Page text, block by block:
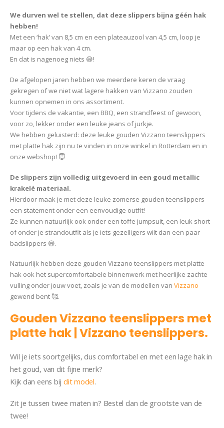
We durven wel te stellen, dat deze slippers bijna géén hak
hebben!
Met een ‘hak’ van 8,5 cm en een plateauzool van 4,5 cm, loop je
maar op een hak van 4 cm.
En dat is nagenoeg niets 😅!
De afgelopen jaren hebben we meerdere keren de vraag
gekregen of we niet wat lagere hakken van Vizzano zouden
kunnen opnemen in ons assortiment.
Voor tijdens de vakantie, een BBQ, een strandfeest of gewoon,
voor zo, lekker onder een leuke jeans of jurkje.
We hebben geluisterd: deze leuke gouden Vizzano teenslippers
met platte hak zijn nu te vinden in onze winkel in Rotterdam en in
onze webshop! 😇
De slippers zijn volledig uitgevoerd in een goud metallic
krakelé materiaal.
Hierdoor maak je met deze leuke zomerse gouden teenslippers
een statement onder een eenvoudige outfit!
Ze kunnen natuurlijk ook onder een toffe jumpsuit, een leuk short
of onder je strandoutfit als je iets gezelligers wilt dan een paar
badslippers 😅.
Natuurlijk hebben deze gouden Vizzano teenslippers met platte
hak ook het supercomfortabele binnenwerk met heerlijke zachte
vulling onder jouw voet, zoals je van de modellen van Vizzano
gewend bent 🥰.
Gouden Vizzano teenslippers met
platte hak | Vizzano teenslippers.
Wil je iets soortgelijks, dus comfortabel en met een lage hak in
het goud, van dit fijne merk?
Kijk dan eens bij dit model.
Zit je tussen twee maten in? Bestel dan de grootste van de
twee!